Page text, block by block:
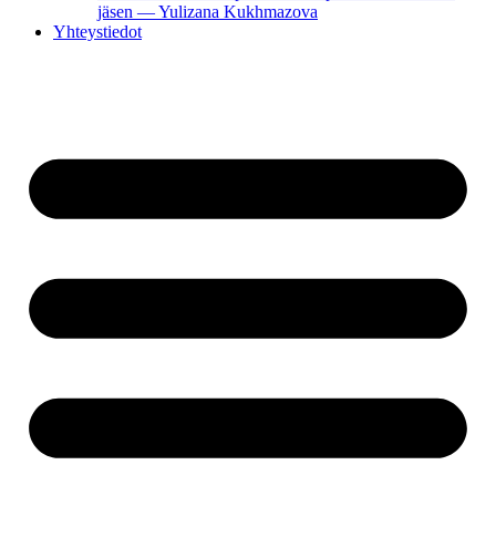
jäsen — Yulizana Kukhmazova
Yhteystiedot